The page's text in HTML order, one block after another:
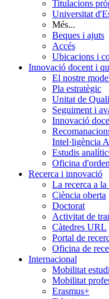
Titulacions
Universitat
Més...
Beques i ajuts
Accés
Ubicacions i
Innovació docent i
El nostre
Pla estratègic
Unitat de
Seguiment i
Innovació
Intel·ligència
Estudis
Oficina
Recerca i innovació
La recerca a
Ciència oberta
Doctorat
Activitat de
Càtedres URL
Portal de
Oficina de
Internacional
Mobilitat
Mobilitat
Erasmus+